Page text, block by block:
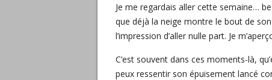
Je me regardais aller cette semaine…
que déjà la neige montre le bout de
l’impression d’aller nulle part. Je
C’est souvent dans ces moments-là,
peux ressentir son épuisement lancé